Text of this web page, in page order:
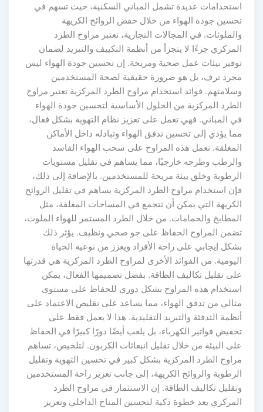
عديدة تشمل المباني السكنية، حيث تسهم في
جودة الهواء من خلال خفض الروائح الكريهة
في المجالات التجارية، تعتبر مراوح الطرد
جزءًا لا يتجزأ من أنظمة التكييف والتبريد لضمان
بيئات عمل صحية ومريحة. إن تحسين جودة الهواء ليس
ترف، بل هو ضرورة حقيقية لصحة المستخدمين
فوائد استخدام مراوح الطرد المركزية تعتبر مراوح
المركزية من الحلول الأساسية لتحسين جودة الهواء
المباني. فهي تعمل على تعزيز نظام التهوية بشكل فعال،
يؤدي إلى تحسين تدفق الهواء وتبادله داخل الأماكن
تعمل هذه المراوح على سحب الهواء الفاسد
وطرحه خارجيًا، مما يساهم في تقليل مستويات
وخلق بيئة مريحة للمستخدمين. بالإضافة إلى ذلك،
استخدام مراوح الطرد المركزية يساهم في تقليل الروائح
التي يمكن أن تتجمع في المساحات المغلقة، مثل
والحمامات. من خلال الطرد المستمر للهواء الملوث،
المراوح الحفاظ على جو صحي ونظيف. يؤثر ذلك
إيجابي على راحة الأفراد ويعزز من نوعية الحياة
من الفوائد الأخرى لمراوح الطرد المركزية هي قدرتها
تقليل تكاليف الطاقة. بفضل تصميمها الفعال، يمكن
هذه المراوح بشكل دوري للحفاظ على مستوى
من تدفق الهواء، مما يساعد على تقليص الاعتماد على
التدفئة والتبريد التقليدية. هذا لا يعمل فقط على
فواتير الكهرباء، بل يلعب أيضًا دورًا كبيرًا في الحفاظ
البيئة من خلال تقليل انبعاثات الكربون. لتلخيص، تساهم
الطرد المركزية بشكل كبير في تحسين التهوية وتقليل
والروائح الكريهة، إلى جانب تعزيز راحة المستخدمين
تكاليف الطاقة. إن الاستثمار في مراوح الطرد
يعد خطوة ذكية لتحسين المناخ الداخلي وتعزيز